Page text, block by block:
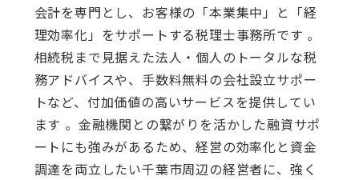
会計を専門とし、お客様の「本業集中」と「経
理効率化」をサポートする税理士事務所です 。
相続税まで見据えた法人・個人のトータルな税
務アドバイスや、手数料無料の会社設立サポー
トなど、付加価値の高いサービスを提供してい
ます 。金融機関との繋がりを活かした融資サポ
ートにも強みがあるため、経営の効率化と資金
調達を両立したい千葉市周辺の経営者に、強く